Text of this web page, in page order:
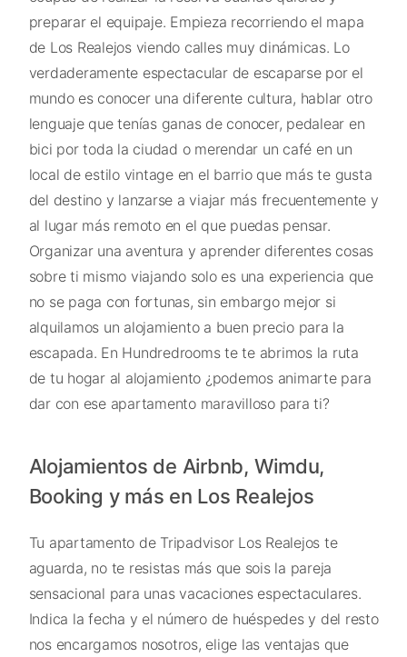
preparar el equipaje. Empieza recorriendo el mapa
de Los Realejos viendo calles muy dinámicas. Lo
verdaderamente espectacular de escaparse por el
mundo es conocer una diferente cultura, hablar otro
lenguaje que tenías ganas de conocer, pedalear en
bici por toda la ciudad o merendar un café en un
local de estilo vintage en el barrio que más te gusta
del destino y lanzarse a viajar más frecuentemente y
al lugar más remoto en el que puedas pensar.
Organizar una aventura y aprender diferentes cosas
sobre ti mismo viajando solo es una experiencia que
no se paga con fortunas, sin embargo mejor si
alquilamos un alojamiento a buen precio para la
escapada. En Hundredrooms te te abrimos la ruta
de tu hogar al alojamiento ¿podemos animarte para
dar con ese apartamento maravilloso para ti?
Alojamientos de Airbnb, Wimdu,
Booking y más en Los Realejos
Tu apartamento de Tripadvisor Los Realejos te
aguarda, no te resistas más que sois la pareja
sensacional para unas vacaciones espectaculares.
Indica la fecha y el número de huéspedes y del resto
nos encargamos nosotros, elige las ventajas que